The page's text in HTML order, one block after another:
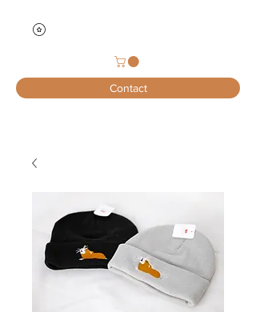
Contact